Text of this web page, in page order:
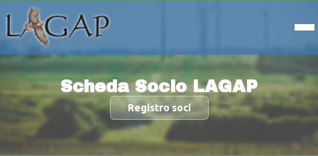
Scheda Socio LAGAP
Registro soci